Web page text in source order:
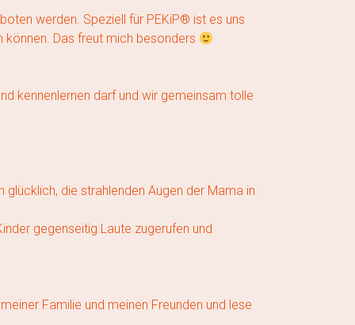
werden. Speziell für PEKiP® ist es uns
können. Das freut mich besonders
kennenlernen darf und wir gemeinsam tolle
die strahlenden Augen der Mama in
gegenseitig Laute zugerufen und
Familie und meinen Freunden und lese